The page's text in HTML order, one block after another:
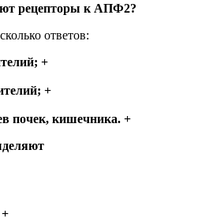
рецепторы к АПФ2?
ответов:
+
+
почек, кишечника. +